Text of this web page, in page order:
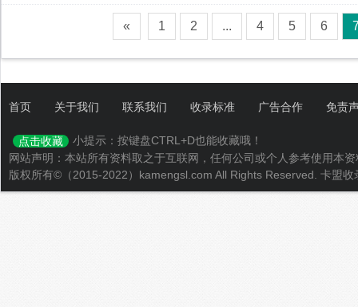
« 1 2 ... 4 5 6
首页 关于我们 联系我们 收录标准 广告合作 免责
点击收藏
小提示：按键盘CTRL+D也能收藏哦！
网站声明：本站所有资料取之于互联网，任何公司或个人参考使用本
版权所有©（2015-2022）kamengsl.com All Rights Reserved. 卡盟收